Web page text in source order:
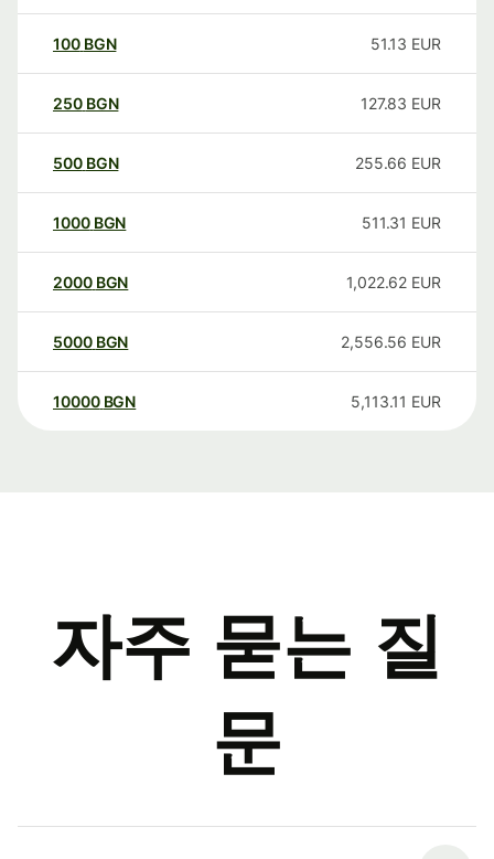
100 BGN 51.13 EUR
250 BGN 127.83 EUR
500 BGN 255.66 EUR
1000 BGN 511.31 EUR
2000 BGN 1,022.62 EUR
5000 BGN 2,556.56 EUR
10000 BGN 5,113.11 EUR
자주 묻는 질
문